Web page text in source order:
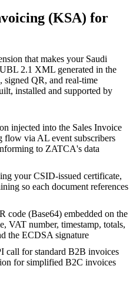
(KSA) for
that makes your Saudi
2.1 XML generated in the
signed QR, and real-time
installed and supported by
injected into the Sales Invoice
flow via AL event subscribers
to ZATCA's data
your CSID-issued certificate,
so each document references
code (Base64) embedded on the
VAT number, timestamp, totals,
the ECDSA signature
call for standard B2B invoices
for simplified B2C invoices